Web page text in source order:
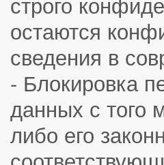
остаются
сведения в
- Блокировка
данных с того
либо его